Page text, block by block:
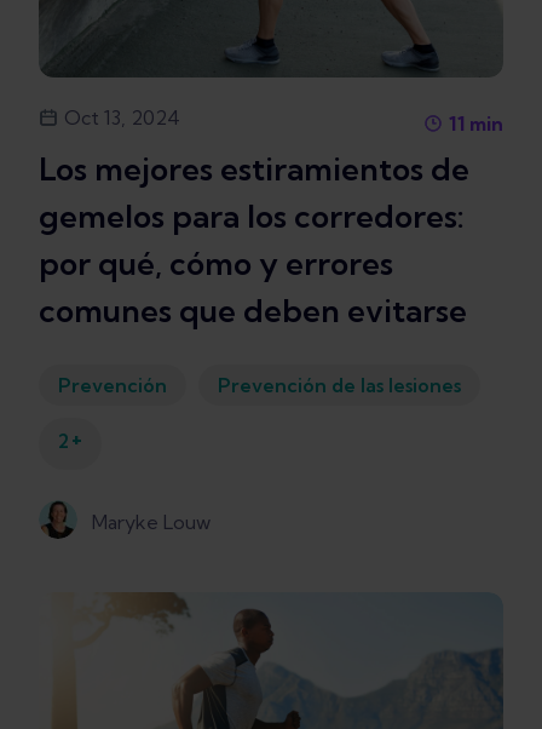
Oct 13, 2024 11 min
Los mejores estiramientos de
gemelos para los corredores:
por qué, cómo y errores
comunes que deben evitarse
Prevención Prevención de las lesiones
2 +
Maryke Louw